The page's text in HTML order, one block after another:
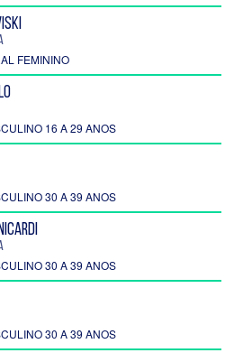
FEMININO
16 A 29 ANOS
30 A 39 ANOS
30 A 39 ANOS
30 A 39 ANOS